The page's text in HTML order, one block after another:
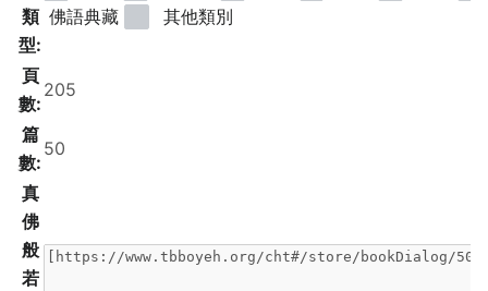
類
型:
佛語典藏
其他類別
頁
數:
篇
數:
真
佛
般
若